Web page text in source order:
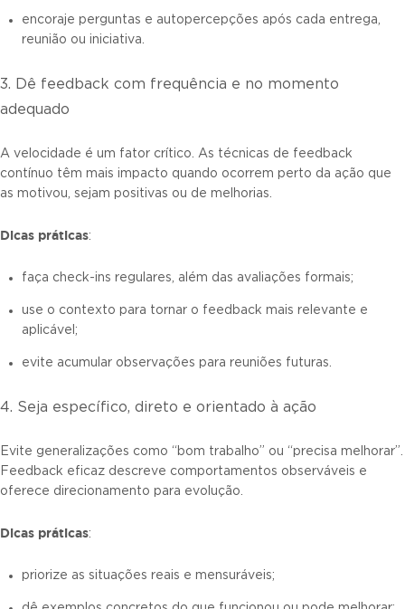
encoraje perguntas e autopercepções após cada entrega,
reunião ou iniciativa.
3. Dê feedback com frequência e no momento
adequado
A velocidade é um fator crítico. As técnicas de feedback
contínuo têm mais impacto quando ocorrem perto da ação que
as motivou, sejam positivas ou de melhorias.
Dicas práticas:
faça check-ins regulares, além das avaliações formais;
use o contexto para tornar o feedback mais relevante e
aplicável;
evite acumular observações para reuniões futuras.
4. Seja específico, direto e orientado à ação
Evite generalizações como “bom trabalho” ou “precisa melhorar”.
Feedback eficaz descreve comportamentos observáveis e
oferece direcionamento para evolução.
Dicas práticas:
priorize as situações reais e mensuráveis;